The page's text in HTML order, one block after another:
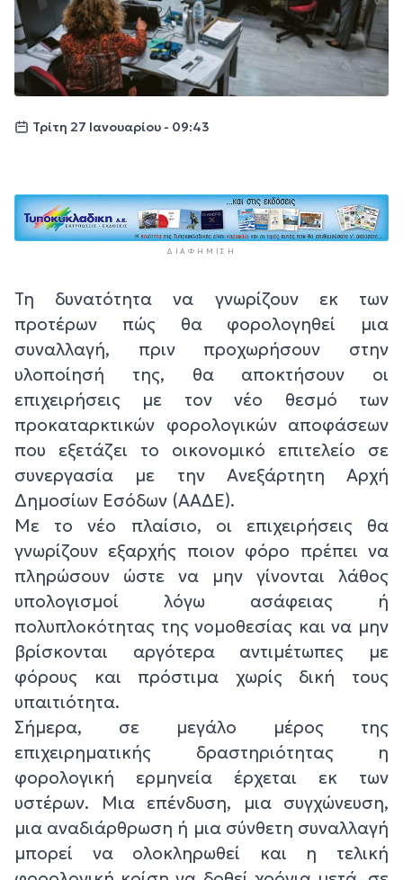
Τρίτη 27 Ιανουαρίου - 09:43
ΔΙΑΦΉΜΙΣΗ
Τη δυνατότητα να γνωρίζουν εκ των
προτέρων πώς θα φορολογηθεί μια
συναλλαγή, πριν προχωρήσουν στην
υλοποίησή της, θα αποκτήσουν οι
επιχειρήσεις με τον νέο θεσμό των
προκαταρκτικών φορολογικών αποφάσεων
που εξετάζει το οικονομικό επιτελείο σε
συνεργασία με την Ανεξάρτητη Αρχή
Δημοσίων Εσόδων (ΑΑΔΕ).
Με το νέο πλαίσιο, οι επιχειρήσεις θα
γνωρίζουν εξαρχής ποιον φόρο πρέπει να
πληρώσουν ώστε να μην γίνονται λάθος
υπολογισμοί λόγω ασάφειας ή
πολυπλοκότητας της νομοθεσίας και να μην
βρίσκονται αργότερα αντιμέτωπες με
φόρους και πρόστιμα χωρίς δική τους
υπαιτιότητα.
Σήμερα, σε μεγάλο μέρος της
επιχειρηματικής δραστηριότητας η
φορολογική ερμηνεία έρχεται εκ των
υστέρων. Μια επένδυση, μια συγχώνευση,
μια αναδιάρθρωση ή μια σύνθετη συναλλαγή
μπορεί να ολοκληρωθεί και η τελική